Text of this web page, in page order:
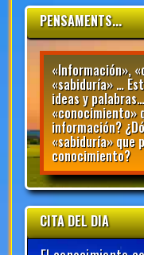
PENSAMENTS...
«Información»,
«sabiduría» …
ideas y
«conocimiento»
información?
«sabiduría» que
conocimiento?
CITA DEL DIA